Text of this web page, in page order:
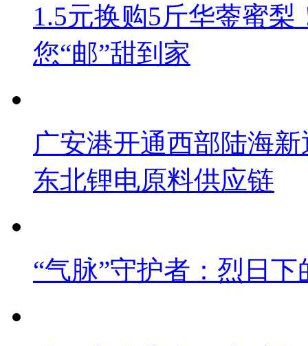
1.5元换购5斤华蓥蜜梨
您“邮”甜到家
广安港开通西部陆海
东北锂电原料供应链
“气脉”守护者：烈日下